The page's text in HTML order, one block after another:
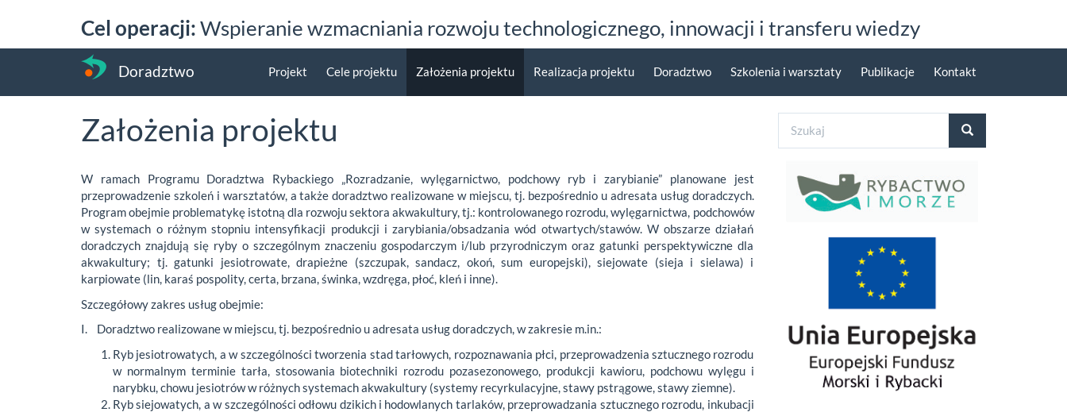
Cel operacji:Wspieranie wzmacniania rozwoju technologicznego, innowacji i transferu wiedzy
Doradztwo Projekt Cele projektu Założenia projektu Realizacja projektu Doradztwo Szkolenia i warsztaty Publikacje Kontakt
Założenia projektu
W ramach Programu Doradztwa Rybackiego „Rozradzanie, wylęgarnictwo, podchowy ryb i zarybianie” planowane jest
przeprowadzenie szkoleń i warsztatów, a także doradztwo realizowane w miejscu, tj. bezpośrednio u adresata usług doradczych.
Program obejmie problematykę istotną dla rozwoju sektora akwakultury, tj.: kontrolowanego rozrodu, wylęgarnictwa, podchowów
w systemach o różnym stopniu intensyfikacji produkcji i zarybiania/obsadzania wód otwartych/stawów. W obszarze działań
doradczych znajdują się ryby o szczególnym znaczeniu gospodarczym i/lub przyrodniczym oraz gatunki perspektywiczne dla
akwakultury; tj. gatunki jesiotrowate, drapieżne (szczupak, sandacz, okoń, sum europejski), siejowate (sieja i sielawa) i
karpiowate (lin, karaś pospolity, certa, brzana, świnka, wzdręga, płoć, kleń i inne).
Szczegółowy zakres usług obejmie:
I. Doradztwo realizowane w miejscu, tj. bezpośrednio u adresata usług doradczych, w zakresie m.in.:
Ryb jesiotrowatych, a w szczególności tworzenia stad tarłowych, rozpoznawania płci, przeprowadzenia sztucznego rozrodu
w normalnym terminie tarła, stosowania biotechniki rozrodu pozasezonowego, produkcji kawioru, podchowu wylęgu i
narybku, chowu jesiotrów w różnych systemach akwakultury (systemy recyrkulacyjne, stawy pstrągowe, stawy ziemne).
Ryb siejowatych, a w szczególności odłowu dzikich i hodowlanych tarlaków, przeprowadzania sztucznego rozrodu, inkubacji
Formularz
wyszukiwania